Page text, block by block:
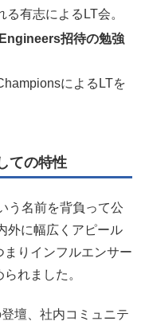
有志によるLT会。
招待の勉強
によるLTを
ての特性
う名前を背負って公
外に幅広くアピール
まりインフルエンサー
れました。
壇、社内コミュニテ